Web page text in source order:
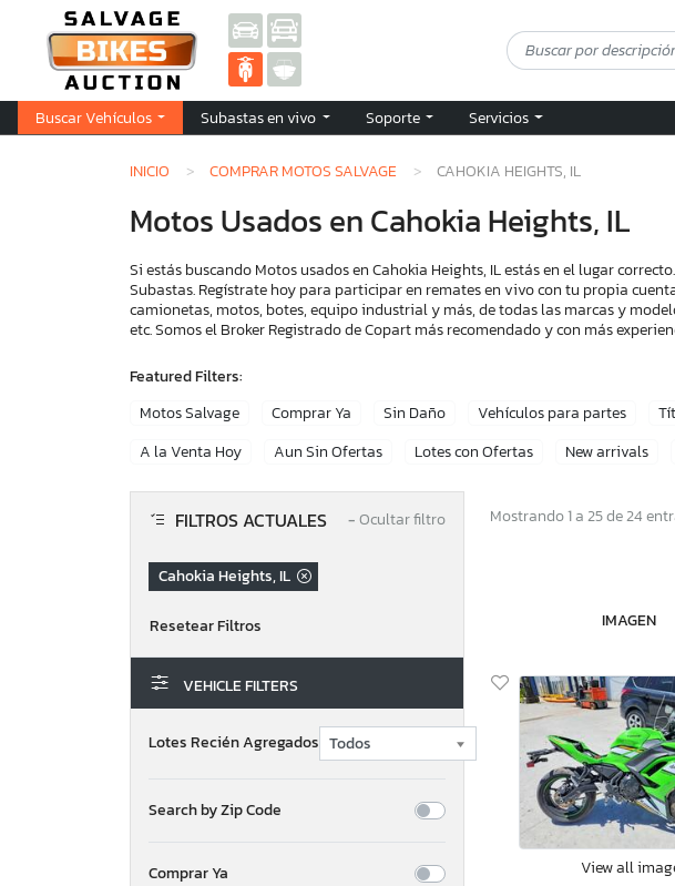
Buscar Vehículos Subastas en vivo Soporte Servicios
INICIO COMPRAR MOTOS SALVAGE CAHOKIA HEIGHTS, IL
Motos Usados en Cahokia Heights, IL
Si estás buscando Motos usados en Cahokia Heights, IL estás en el lugar
Subastas. Regístrate hoy para participar en remates en vivo con tu propia
camionetas, motos, botes, equipo industrial y más, de todas las marcas y
etc. Somos el Broker Registrado de Copart más recomendado y con más
Featured Filters:
Motos Salvage
Comprar Ya Sin Daño Vehículos para partes
A la Venta Hoy
Aun Sin Ofertas Lotes con Ofertas New arrivals
FILTROS ACTUALES −Ocultar filtro
Cahokia Heights, IL
VEHICLE FILTERS
Lotes Recién Agregados
Search by Zip Code
Comprar Ya
Mostrando 1 a 25 de 24
IMAGEN
View all